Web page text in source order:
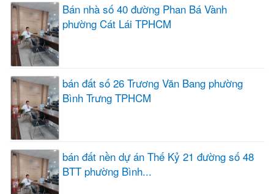
Bán nhà số 40 đường Phan Bá Vành
phường Cát Lái TPHCM
bán đất số 26 Trương Văn Bang phường
Bình Trưng TPHCM
bán đất nền dự án Thế Kỷ 21 đường số 48
BTT phường Bình...